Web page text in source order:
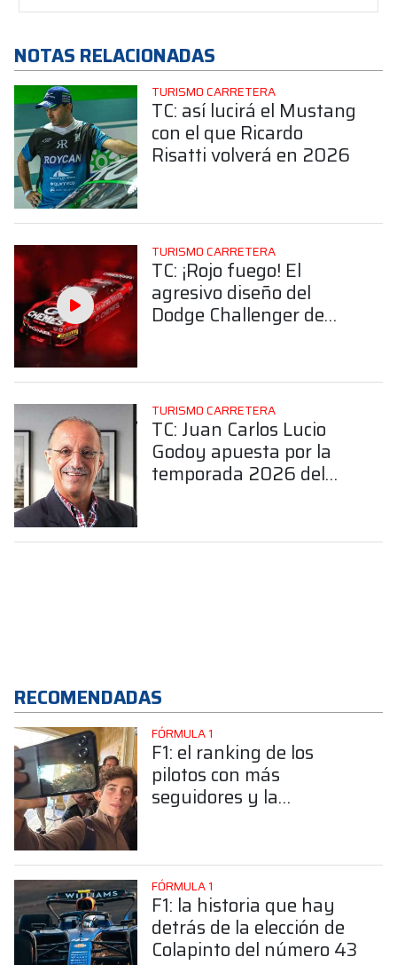
NOTAS RELACIONADAS
TURISMO CARRETERA
TC: así lucirá el Mustang
con el que Ricardo
Risatti volverá en 2026
TURISMO CARRETERA
TC: ¡Rojo fuego! El
agresivo diseño del
Dodge Challenger de
TURISMO CARRETERA
TC: Juan Carlos Lucio
Godoy apuesta por la
temporada 2026 del
RECOMENDADAS
FÓRMULA 1
F1: el ranking de los
pilotos con más
seguidores y la
FÓRMULA 1
F1: la historia que hay
detrás de la elección de
Colapinto del número 43